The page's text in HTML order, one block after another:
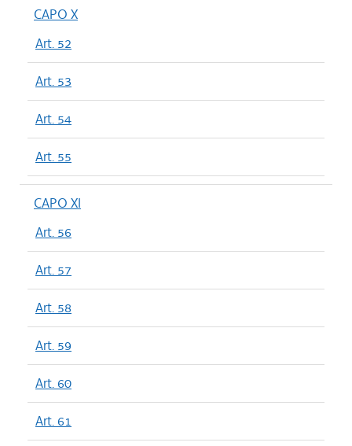
CAPO X
Art. 52
Art. 53
Art. 54
Art. 55
CAPO XI
Art. 56
Art. 57
Art. 58
Art. 59
Art. 60
Art. 61